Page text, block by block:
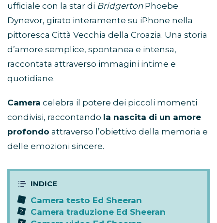
ufficiale con la star di BridgertonPhoebe
Dynevor, girato interamente su iPhone nella
pittoresca Città Vecchia della Croazia. Una storia
d’amore semplice, spontanea e intensa,
raccontata attraverso immagini intime e
quotidiane.
Camera celebra il potere dei piccoli momenti
condivisi, raccontando la nascita di un amore
profondo attraverso l’obiettivo della memoria e
delle emozioni sincere.
Camera testo Ed Sheeran
Camera traduzione Ed Sheeran